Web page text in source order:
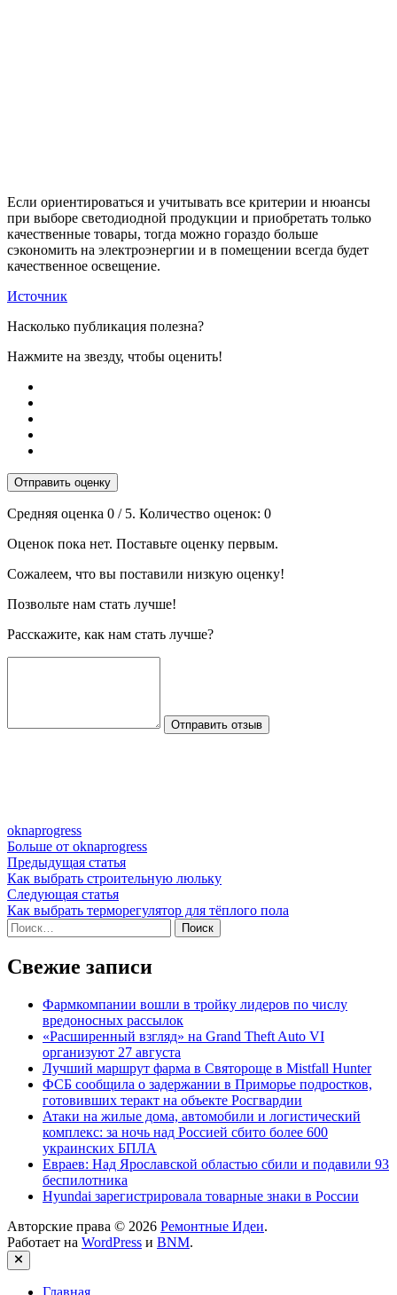
Если ориентироваться и учитывать все критерии и нюансы
при выборе светодиодной продукции и приобретать только
качественные товары, тогда можно гораздо больше
сэкономить на электроэнергии и в помещении всегда будет
качественное освещение.
Источник
Насколько публикация полезна?
Нажмите на звезду, чтобы оценить!
Отправить оценку
Средняя оценка 0 / 5. Количество оценок: 0
Оценок пока нет. Поставьте оценку первым.
Сожалеем, что вы поставили низкую оценку!
Позвольте нам стать лучше!
Расскажите, как нам стать лучше?
Отправить отзыв
oknaprogress
Больше от oknaprogress
Навигация
по
записям
Предыдущая статьяПредыдущая
статья:
Как выбрать строительную люльку
Следующая статьяСледующая
статья:
Как выбрать терморегулятор для тёплого пола
Найти:
Свежие записи
Фармкомпании вошли в тройку лидеров по числу
вредоносных рассылок
«Расширенный взгляд» на Grand Theft Auto VI
организуют 27 августа
Лучший маршрут фарма в Святороще в Mistfall Hunter
ФСБ сообщила о задержании в Приморье подростков,
готовивших теракт на объекте Росгвардии
Атаки на жилые дома, автомобили и логистический
комплекс: за ночь над Россией сбито более 600
украинских БПЛА
Евраев: Над Ярославской областью сбили и подавили 93
беспилотника
Hyundai зарегистрировала товарные знаки в России
Авторские права © 2026 Ремонтные Идеи.
Работает на WordPress и BNM.
Закрыть